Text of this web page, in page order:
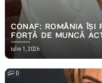
CONAF: ROMÂNIA ÎȘI
FORȚĂ DE MUNCĂ
iulie 1, 2026
0